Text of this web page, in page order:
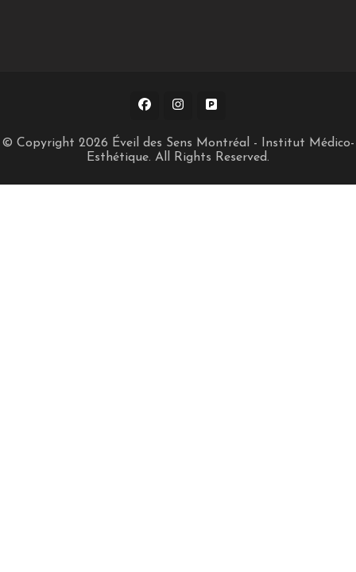
© Copyright 2026 Éveil des Sens Montréal - Institut Médico-
Esthétique. All Rights Reserved.